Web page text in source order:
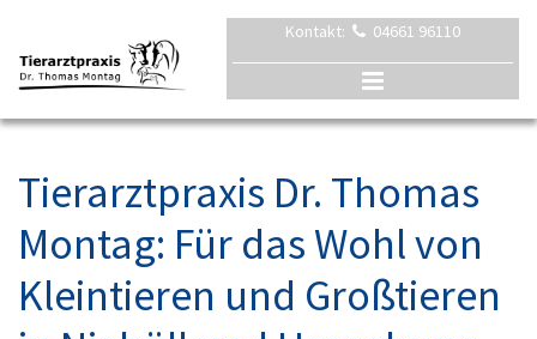
Kontakt: 04661 96110
Tierarztpraxis Dr. Thomas
Montag: Für das Wohl von
Kleintieren und Großtieren